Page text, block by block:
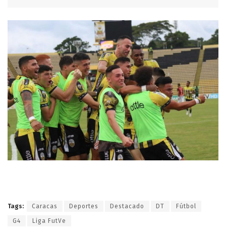
Tags: Caracas Deportes Destacado DT Fútbol
G4 Liga FutVe